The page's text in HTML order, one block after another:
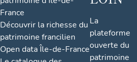
France
Découvrir la richesse du
patrimoine francilien
Open data Île-de-France
La
plateforme
ouverte du
patrimoine